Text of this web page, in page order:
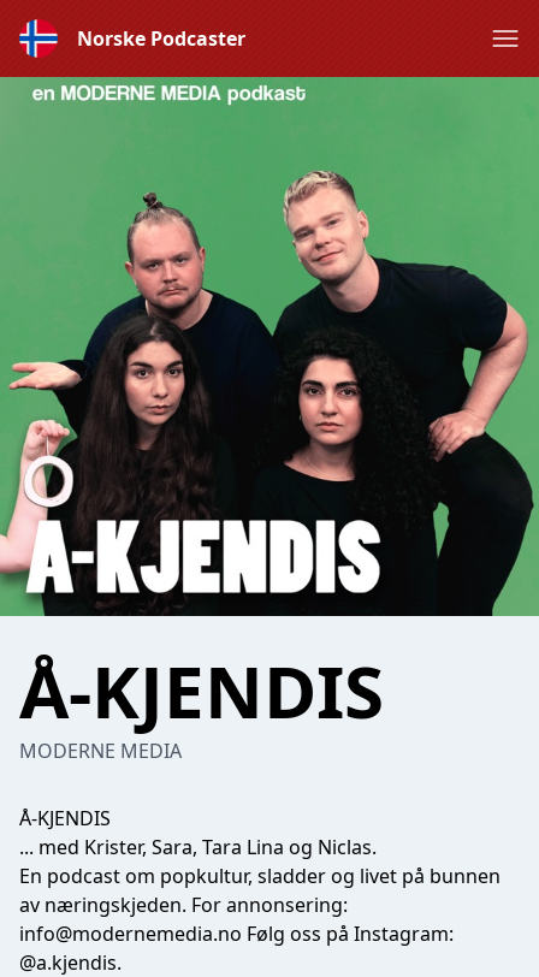
Norske Podcaster
Å-KJENDIS
MODERNE MEDIA
Å-KJENDIS
... med Krister, Sara, Tara Lina og Niclas.
En podcast om popkultur, sladder og livet på bunnen
av næringskjeden. For annonsering:
info@modernemedia.no Følg oss på Instagram:
@a.kjendis.